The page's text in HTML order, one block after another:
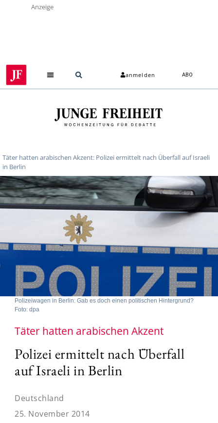
Anzeige
anmelden ABO
Täter hatten arabischen Akzent: Polizei ermittelt nach Überfall auf Israeli
in Berlin
Polizeiwagen in Berlin: Gab es doch einen politischen Hintergrund?
Foto: dpa
Täter hatten arabischen Akzent
Polizei ermittelt nach Überfall
auf Israeli in Berlin
Deutschland
25. November 2014